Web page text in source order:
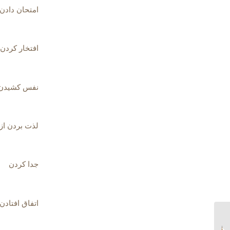
امتحان دادن
افتخار
نفس
لذت بردن از
جدا کردن
اتفاق افتادن